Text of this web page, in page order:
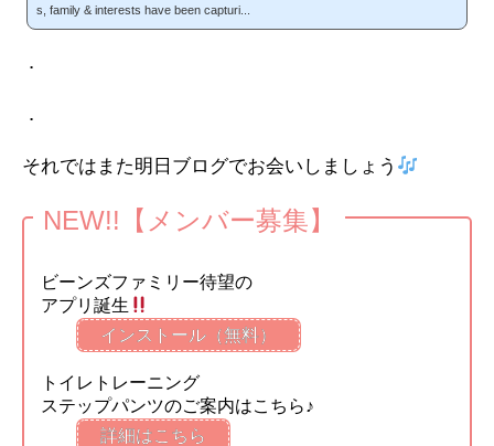
s, family & interests have been capturi...
．
．
それではまた明日ブログでお会いしましょう
NEW!!【メンバー募集】
ビーンズファミリー待望の
アプリ誕生
インストール（無料）
トイレトレーニング
ステップパンツのご案内はこちら♪
詳細はこちら